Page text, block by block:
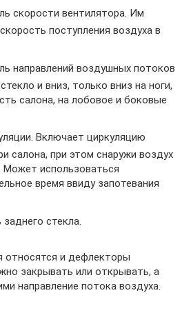
скорости вентилятора. Им
поступления воздуха в
направлений воздушных потоков
и вниз, только вниз на ноги,
салона, на лобовое и боковые
Включает циркуляцию
салона, при этом снаружи воздух
Может использоваться
время ввиду запотевания
стекла.
относятся и дефлекторы
закрывать или открывать, а
направление потока воздуха.